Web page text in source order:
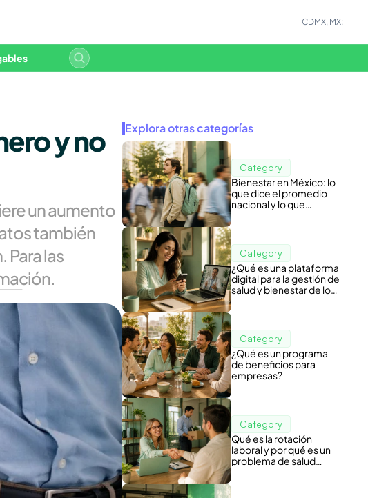
CDMX, MX:
y no
un aumento
también
las
Explora otras categorías
Category
Bienestar en México: lo
que dice el promedio
nacional y lo que
Category
¿Qué es una plataforma
digital para la gestión de
salud y bienestar de los
Category
¿Qué es un programa
de beneficios para
empresas?
Category
Qué es la rotación
laboral y por qué es un
problema de salud